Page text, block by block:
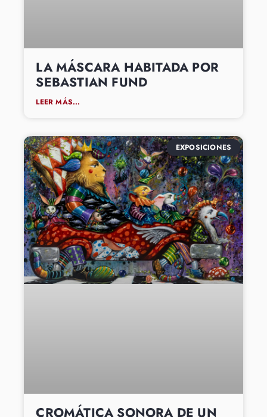
LA MÁSCARA HABITADA POR
SEBASTIAN FUND
LEER MÁS...
EXPOSICIONES
CROMÁTICA SONORA DE UN